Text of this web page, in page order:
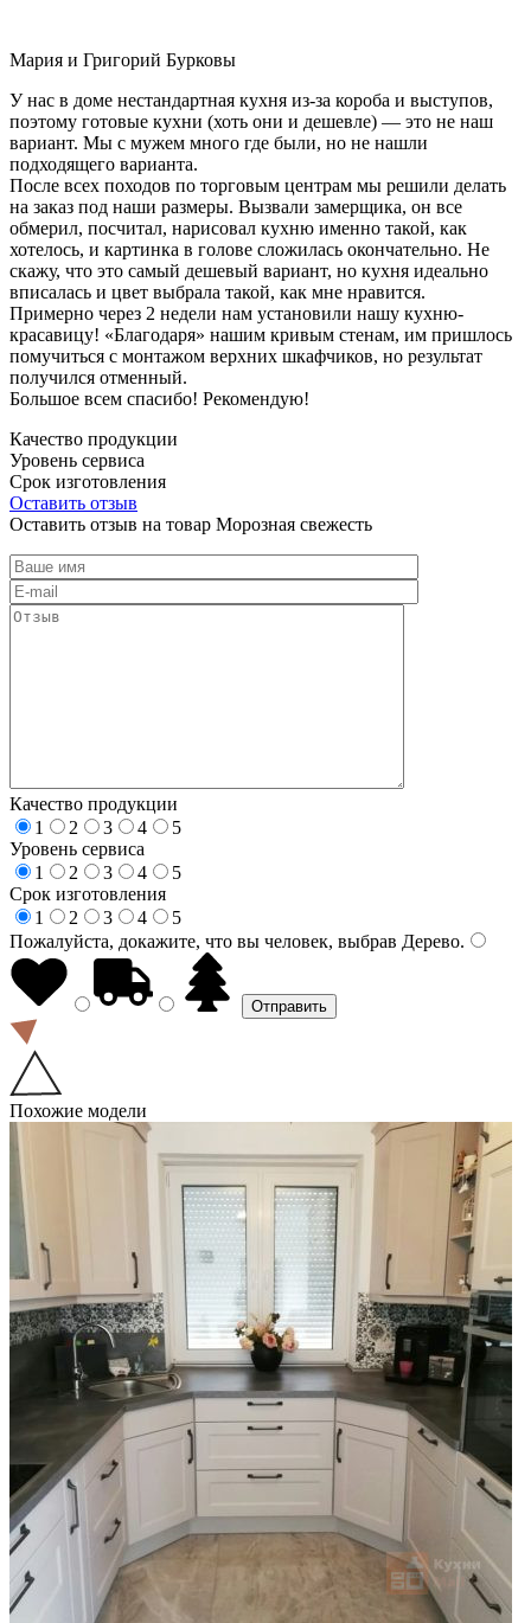
Мария и Григорий Бурковы
У нас в доме нестандартная кухня из-за короба и выступов,
поэтому готовые кухни (хоть они и дешевле) — это не наш
вариант. Мы с мужем много где были, но не нашли
подходящего варианта.
После всех походов по торговым центрам мы решили делать
на заказ под наши размеры. Вызвали замерщика, он все
обмерил, посчитал, нарисовал кухню именно такой, как
хотелось, и картинка в голове сложилась окончательно. Не
скажу, что это самый дешевый вариант, но кухня идеально
вписалась и цвет выбрала такой, как мне нравится.
Примерно через 2 недели нам установили нашу кухню-
красавицу! «Благодаря» нашим кривым стенам, им пришлось
помучиться с монтажом верхних шкафчиков, но результат
получился отменный.
Большое всем спасибо! Рекомендую!
Качество продукции
Уровень сервиса
Срок изготовления
Оставить отзыв
Оставить отзыв на товар Морозная свежесть
Качество продукции
1
2 3 4
5
Уровень сервиса
1
2 3 4
5
Срок изготовления
1
2 3 4
5
Пожалуйста, докажите, что вы человек, выбрав Дерево.
Похожие модели